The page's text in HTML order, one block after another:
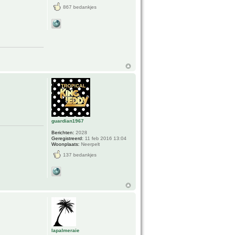
867 bedankjes
guardian1967
Berichten: 2028
Geregistreerd: 11 feb 2016 13:04
Woonplaats: Neerpelt
137 bedankjes
lapalmeraie